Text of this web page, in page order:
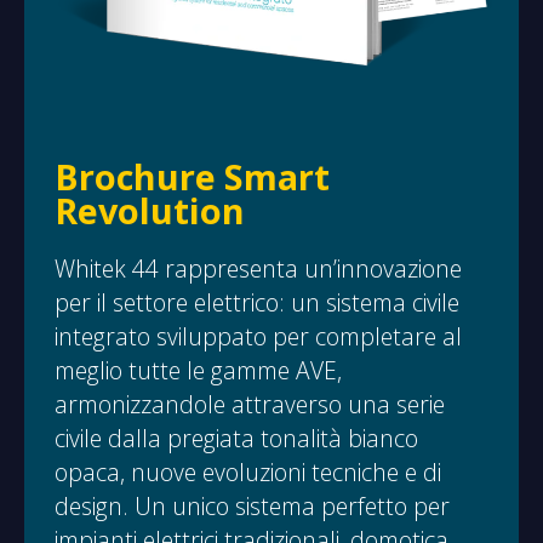
Brochure Smart
Revolution
Whitek 44 rappresenta un’innovazione
per il settore elettrico: un sistema civile
integrato sviluppato per completare al
meglio tutte le gamme AVE,
armonizzandole attraverso una serie
civile dalla pregiata tonalità bianco
opaca, nuove evoluzioni tecniche e di
design. Un unico sistema perfetto per